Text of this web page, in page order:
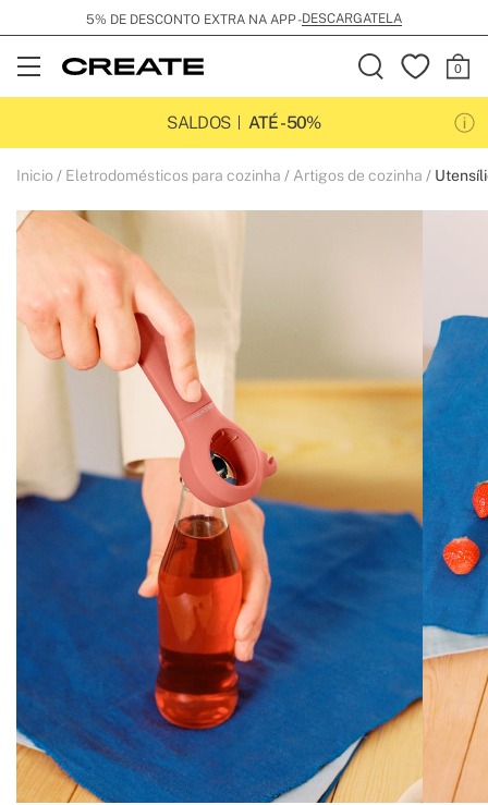
5% DE DESCONTO EXTRA NA APP -DESCARGATELA
Open
Menu
SALDOS
ATÉ -50%
Inicio Eletrodomésticos para cozinha Artigos de cozinha